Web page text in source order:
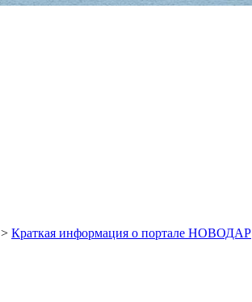
> Краткая информация о портале НОВОДАР